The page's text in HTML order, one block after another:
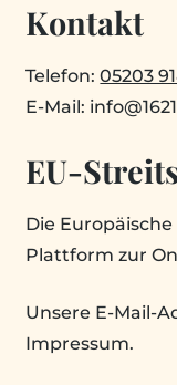
Kontakt
Telefon:05203
E-Mail:
EU-
Die
Plattform zur
Unsere E-Mail-
Impressum.